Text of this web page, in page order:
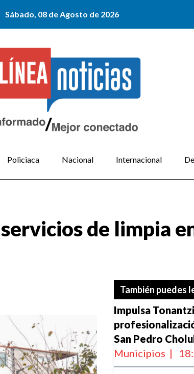
Sábado, 08 de Agosto de 2026
Policiaca Nacional Internacional
de limpia
También puedes
Impulsa
San Pedro
Municipios |